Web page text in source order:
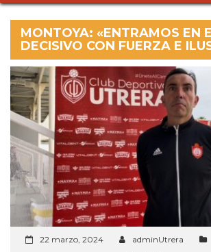
MONTOYA: «ENTRAMOS EN
DECISIVO CON FUERZA E
22 marzo, 2024 adminUtrera